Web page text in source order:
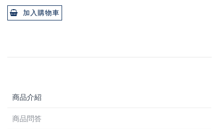
加入購物車
商品介紹
商品問答